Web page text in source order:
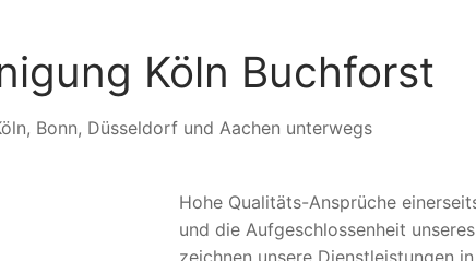
Köln Buchforst
Bonn, Düsseldorf und Aachen unterwegs
Hohe Qualitäts-Ansprüche
und die Aufgeschlossenheit
zeichnen unsere Dienstleistungen